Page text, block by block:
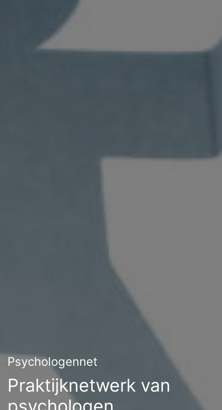
Psychologennet
Praktijknetwerk van